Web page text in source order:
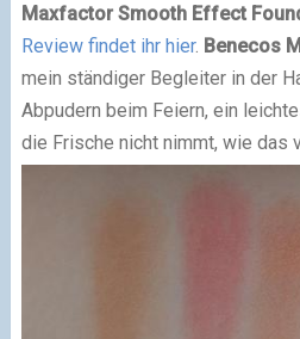
Maxfactor Smooth Effect
Review findet ihr hier. Benecos
mein ständiger Begleiter in der
Abpudern beim Feiern, ein
die Frische nicht nimmt, wie das